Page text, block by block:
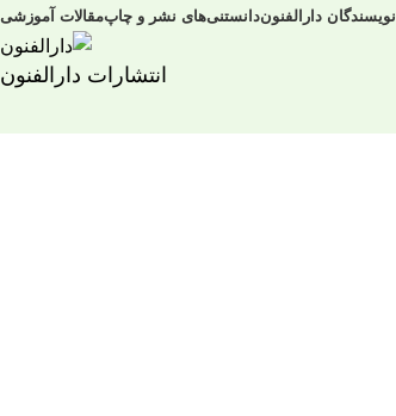
نویسندگان دارالفنوندانستنی‌های نشر و چاپمقالات آموزشی
انتشارات دارالفنون